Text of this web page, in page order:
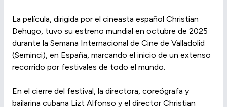
La película, dirigida por el cineasta español Christian
Dehugo, tuvo su estreno mundial en octubre de 2025
durante la Semana Internacional de Cine de Valladolid
(Seminci), en España, marcando el inicio de un extenso
recorrido por festivales de todo el mundo.
En el cierre del festival, la directora, coreógrafa y
bailarina cubana Lizt Alfonso y el director Christian